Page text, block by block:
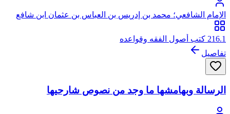
الإمام الشافعي؛ محمد بن إدريس بن العباس بن عثمان ابن شافع
الهاشمي القرشي المطلبي، أبو عبد الله
216.1 كتب أصول الفقه وقواعده
تفاصيل
الرسالة وبهامشها ما وجد من نصوص شارحيها